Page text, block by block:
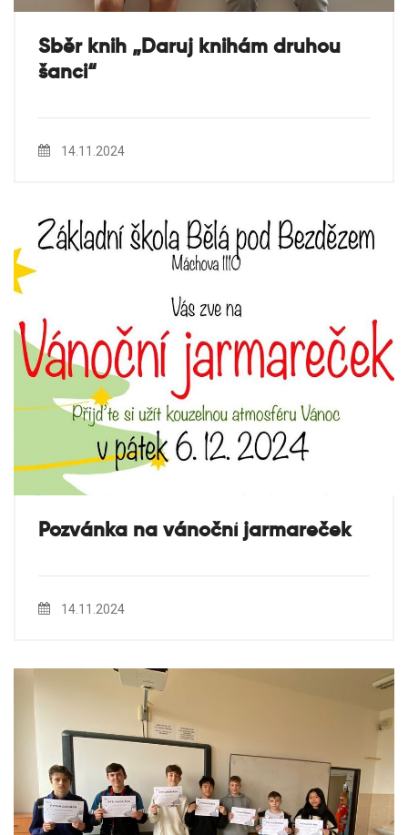
Sběr knih „Daruj knihám druhou
šanci“
14.11.2024
Pozvánka na vánoční jarmareček
14.11.2024